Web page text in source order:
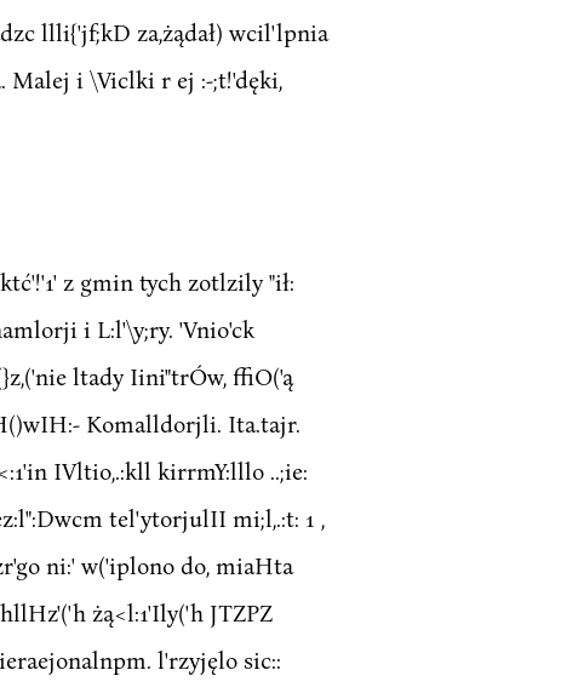
llli{'jf;kD za,żądał) wcil'lpnia
Malej i \Viclki r ej :-;t!'dęki,
z gmin tych zotlzily "ił:
i L:l'\y;ry. 'Vnio'ck
ltady Iini"trÓw, ffiO('ą
Komalldorjli. Ita.tajr.
IVltio,.:kll kirrmY:lllo ..;ie:
tel'ytorjulII mi;l,.:t: 1 ,
ni:' w('iplono do, miaHta
żą<l:1'Ily('h JTZPZ
l'rzyjęlo sic::